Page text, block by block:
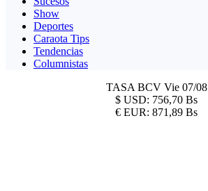
Show
Deportes
Caraota Tips
Tendencias
Columnistas
TASA BCV Vie 07/08
$ USD: 756,70 Bs
€ EUR: 871,89 Bs